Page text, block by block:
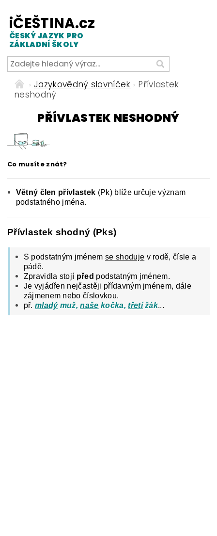
iČEŠTINA.cz
ČESKÝ JAZYK PRO
ZÁKLADNÍ ŠKOLY
Jazykovědný slovníček
Přívlastek
neshodný
PŘÍVLASTEK NESHODNÝ
Co musíte znát?
Větný člen přívlastek (Pk) blíže určuje význam
podstatného jména.
Přívlastek shodný (Pks)
S podstatným jménem se shoduje v rodě, čísle a
pádě.
Zpravidla stojí před podstatným jménem.
Je vyjádřen nejčastěji přídavným jménem, dále
zájmenem nebo číslovkou.
př. mladýmuž,naše kočka,třetížák...